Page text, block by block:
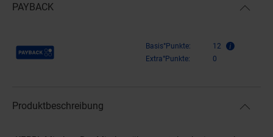
PAYBACK
Payback Punkte Basis°Punkte:
12
Extra°Punkte:
0
Produktbeschreibung